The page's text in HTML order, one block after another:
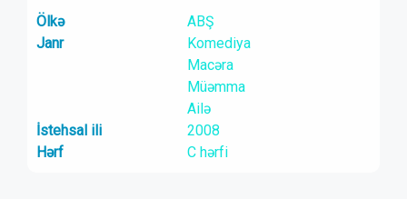
Ölkə
ABŞ
Janr
Komediya
Macəra
Müəmma
Ailə
İstehsal ili
2008
Hərf
C hərfi